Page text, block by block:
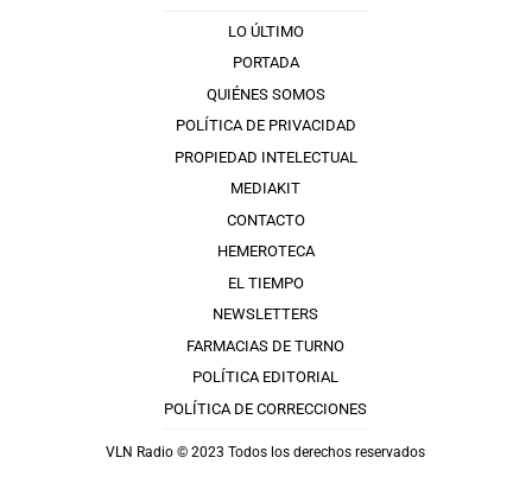
LO ÚLTIMO
PORTADA
QUIÉNES SOMOS
POLÍTICA DE PRIVACIDAD
PROPIEDAD INTELECTUAL
MEDIAKIT
CONTACTO
HEMEROTECA
EL TIEMPO
NEWSLETTERS
FARMACIAS DE TURNO
POLÍTICA EDITORIAL
POLÍTICA DE CORRECCIONES
VLN Radio © 2023 Todos los derechos reservados